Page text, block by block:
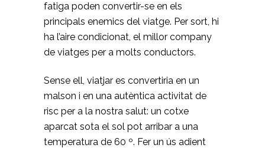
fatiga poden convertir-se en els
principals enemics del viatge. Per sort, hi
ha l’aire condicionat, el millor company
de viatges per a molts conductors.
Sense ell, viatjar es convertiria en un
malson i en una autèntica activitat de
risc per a la nostra salut: un cotxe
aparcat sota el sol pot arribar a una
temperatura de 60 º. Fer un ús adient